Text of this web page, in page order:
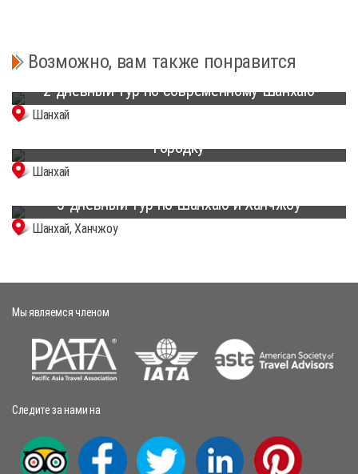
Возможно, вам также понравится
2-дневный тур по современному Шанхаю
Шанхай
городку
Шанхай
5-дневный тур по Шанхаю и Ханчжоу
Шанхай, Ханчжоу
Мы являемся членом
Следите за нами на